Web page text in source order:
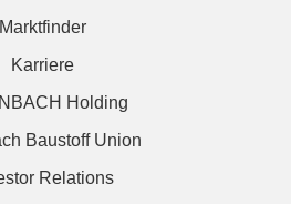
Marktfinder
Karriere
Holding
Baustoff Union
Relations